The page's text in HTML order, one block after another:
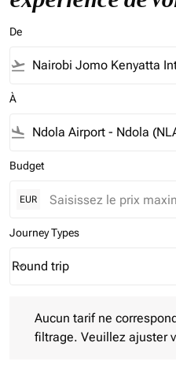
De
flight_takeoff
À
flight_land
Budget
EUR
Journey Types
Journey Types option Round
Round trip
keyboard_arrow_down
Aucun tarif ne
filtrage. Veuillez ajuster